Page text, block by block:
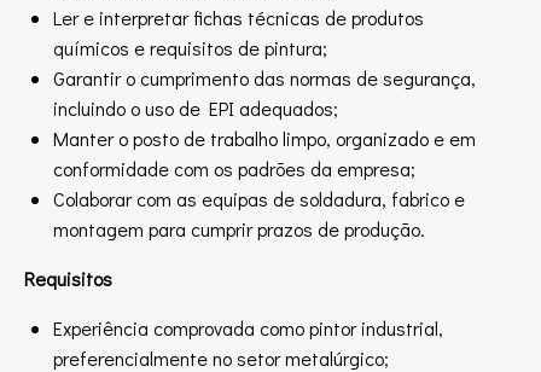
Ler e interpretar fichas técnicas de produtos
químicos e requisitos de pintura;
Garantir o cumprimento das normas de segurança,
incluindo o uso de EPI adequados;
Manter o posto de trabalho limpo, organizado e em
conformidade com os padrões da empresa;
Colaborar com as equipas de soldadura, fabrico e
montagem para cumprir prazos de produção.
Requisitos
Experiência comprovada como pintor industrial,
preferencialmente no setor metalúrgico;